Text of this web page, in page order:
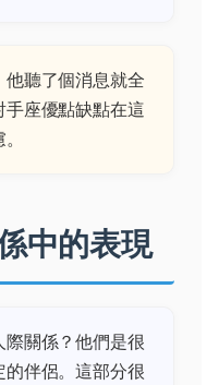
聽了個消息就全
座優點缺點在這
中的表現
關係？他們是很
伴侶。這部分很